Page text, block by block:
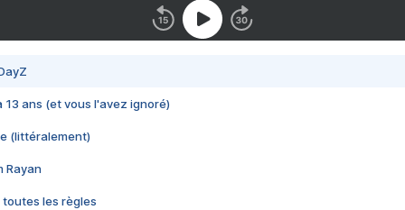
13 ans (et vous l'avez ignoré)
(littéralement)
Rayan
toutes les règles